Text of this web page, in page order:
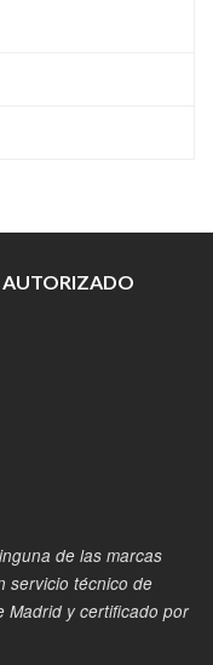
AUTORIZADO
de las marcas
servicio técnico de
Madrid y certificado por